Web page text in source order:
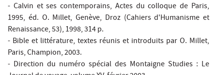
- Calvin et ses contemporains, Actes du colloque de Paris,
1995, éd. O. Millet, Genève, Droz (Cahiers d'Humanisme et
Renaissance, 53), 1998, 314 p.
- Bible et littérature, textes réunis et introduits par O. Millet,
Paris, Champion, 2003.
- Direction du numéro spécial des Montaigne Studies : Le